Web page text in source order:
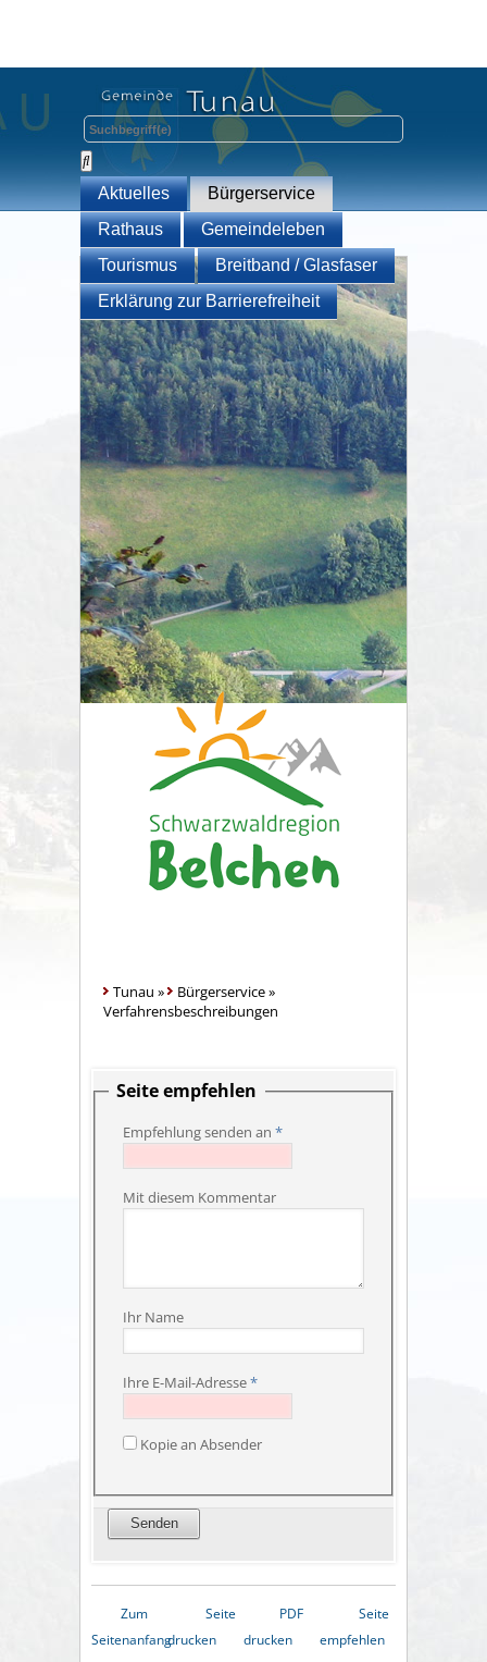
Aktuelles
Bürgerservice
Rathaus
Gemeindeleben
Tourismus
Breitband / Glasfaser
Erklärung zur Barrierefreiheit
Tunau » Bürgerservice»
Verfahrensbeschreibungen
Seite empfehlen
Empfehlung senden an *
Mit diesem Kommentar
Ihr Name
Ihre E-Mail-Adresse*
Kopie an Absender
Zum
Seitenanfang
Seite
drucken
PDF
drucken
Seite
empfehlen